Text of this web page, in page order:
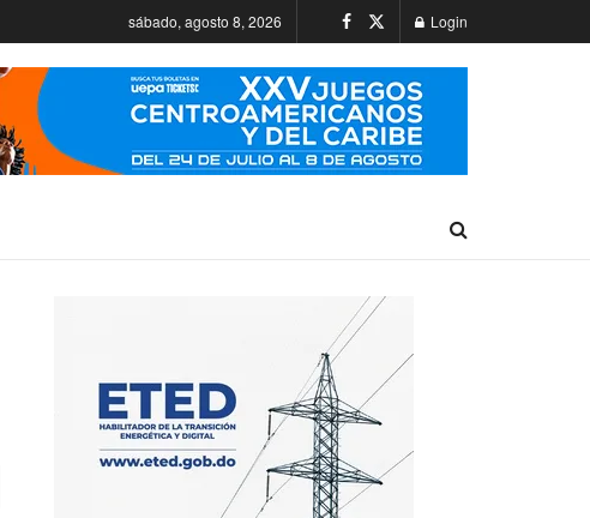
sábado, agosto 8, 2026 Login